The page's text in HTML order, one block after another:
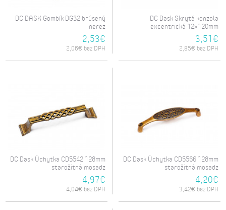
DC DASK Gombík DG32 brúsený
nerez
2,53€
2,06€ bez DPH
DC Dask Skrytá konzola
excentrická 12x120mm
3,51€
2,85€ bez DPH
DC Dask Úchytka CD5542 128mm
starožitná mosadz
4,97€
4,04€ bez DPH
DC Dask Úchytka CD5566 128mm
starožitná mosadz
4,20€
3,42€ bez DPH